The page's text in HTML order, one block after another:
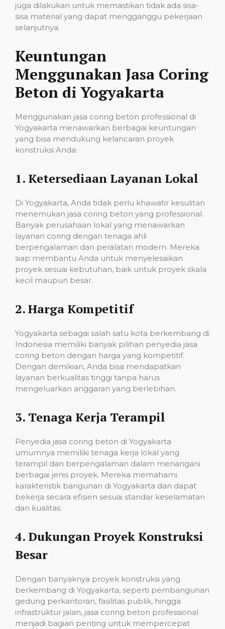
juga dilakukan untuk memastikan tidak ada sisa-
sisa material yang dapat mengganggu pekerjaan
selanjutnya.
Keuntungan
Menggunakan Jasa Coring
Beton di Yogyakarta
Menggunakan jasa coring beton professional di
Yogyakarta menawarkan berbagai keuntungan
yang bisa mendukung kelancaran proyek
konstruksi Anda:
1. Ketersediaan Layanan Lokal
Di Yogyakarta, Anda tidak perlu khawatir kesulitan
menemukan jasa coring beton yang professional.
Banyak perusahaan lokal yang menawarkan
layanan coring dengan tenaga ahli
berpengalaman dan peralatan modern. Mereka
siap membantu Anda untuk menyelesaikan
proyek sesuai kebutuhan, baik untuk proyek skala
kecil maupun besar.
2.Harga Kompetitif
Yogyakarta sebagai salah satu kota berkembang di
Indonesia memiliki banyak pilihan penyedia jasa
coring beton dengan harga yang kompetitif.
Dengan demikian, Anda bisa mendapatkan
layanan berkualitas tinggi tanpa harus
mengeluarkan anggaran yang berlebihan.
3. Tenaga Kerja Terampil
Penyedia jasa coring beton di Yogyakarta
umumnya memiliki tenaga kerja lokal yang
terampil dan berpengalaman dalam menangani
berbagai jenis proyek. Mereka memahami
karakteristik bangunan di Yogyakarta dan dapat
bekerja secara efisien sesuai standar keselamatan
dan kualitas.
4. Dukungan Proyek Konstruksi
Besar
Dengan banyaknya proyek konstruksi yang
berkembang di Yogyakarta, seperti pembangunan
gedung perkantoran, fasilitas publik, hingga
infrastruktur jalan, jasa coring beton professional
menjadi bagian penting untuk mempercepat